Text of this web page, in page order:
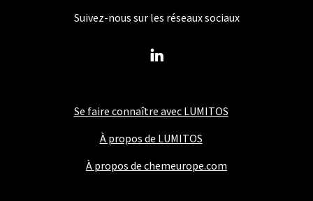
Se faire connaître avec LUMITOS
À propos de LUMITOS
À propos de chemeurope.com
Suivez-nous sur les réseaux sociaux